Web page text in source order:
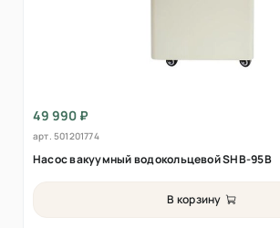
49 990 ₽
арт. 501201774
Насос вакуумный водокольцевой SHB-95B
В корзину